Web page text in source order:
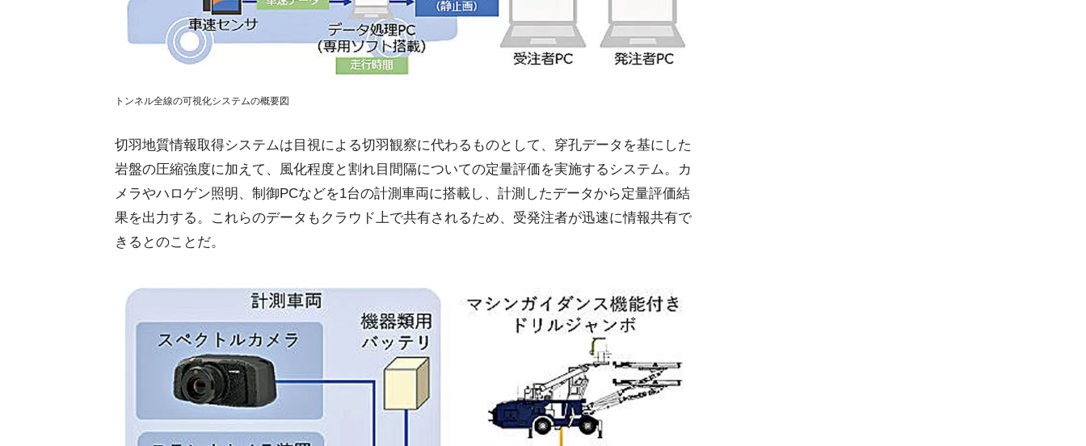
トンネル全線の可視化システムの概要図
切羽地質情報取得システムは目視による切羽観察に代わるものとして、穿孔データを基にした
岩盤の圧縮強度に加えて、風化程度と割れ目間隔についての定量評価を実施するシステム。カ
メラやハロゲン照明、制御PCなどを1台の計測車両に搭載し、計測したデータから定量評価結
果を出力する。これらのデータもクラウド上で共有されるため、受発注者が迅速に情報共有で
きるとのことだ。